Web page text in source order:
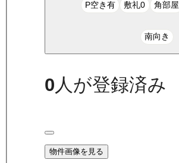
P空き有 敷礼0 角部屋
南向き
0人が登録済み
物件画像を見る